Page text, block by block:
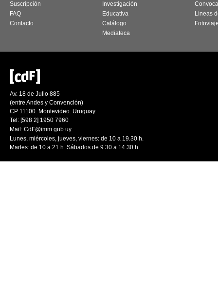
Suscripción
FAQ
Contacto
Investigación
Educativa
Catálogo
Mediateca
Líneas
Av. 18 de Julio 885
(entre Andes y Convención)
CP 11100. Montevideo. Uruguay
Tel: [598 2] 1950 7960
Mail: CdF@imm.gub.uy
Lunes, miércoles, jueves, viernes: de 10 a 19.30 h.
Martes: de 10 a 21 h. Sábados de 9.30 a 14.30 h.